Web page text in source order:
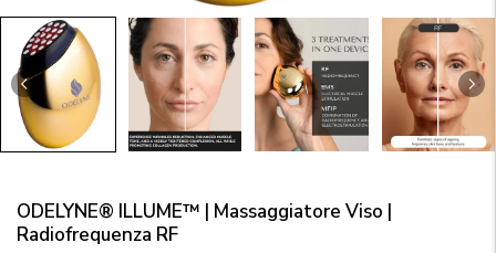
ODELYNE® ILLUME™ | Massaggiatore Viso |
Radiofrequenza RF